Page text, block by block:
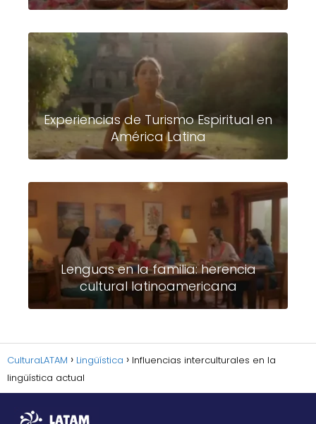
Experiencias de Turismo Espiritual en
América Latina
Lenguas en la familia: herencia
cultural latinoamericana
CulturaLATAM Lingüística
Influencias interculturales en la
lingüística actual